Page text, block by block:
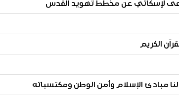
لإسكاتي عن مخطط تهويد القدس
لنا مبادئ الإسلام وأمن الوطن ومكتسباته